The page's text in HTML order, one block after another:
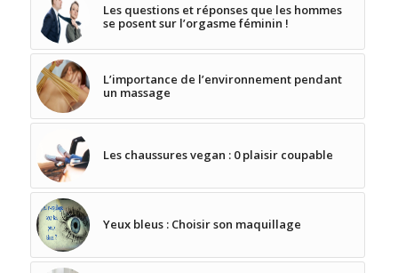
Les questions et réponses que les hommes
se posent sur l’orgasme féminin !
L’importance de l’environnement pendant
un massage
Les chaussures vegan : 0 plaisir coupable
Yeux bleus : Choisir son maquillage